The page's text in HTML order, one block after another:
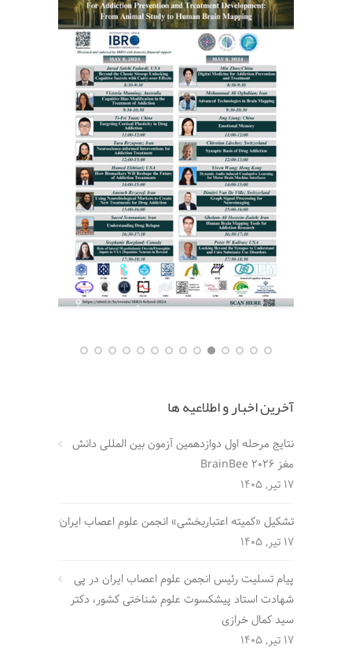
آخرین اخبار و اطلاعیه ها
نتایج مرحله اول دوازدهمین آزمون بین المللی دانش
مغز BrainBee 2026
17 تیر, 1405
تشکیل «کمیته اعتباربخشی» انجمن علوم اعصاب ایران
17 تیر, 1405
پیام تسلیت رئیس انجمن علوم اعصاب ایران در پی
شهادت استاد پیشکسوت علوم شناختی کشور، دکتر
سید کمال خرازی
17 تیر, 1405